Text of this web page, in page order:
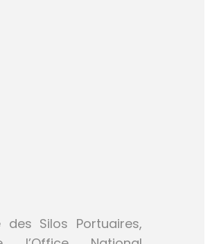
des Silos Portuaires,